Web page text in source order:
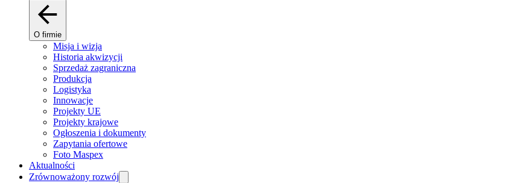
O firmie
Misja i wizja
Historia akwizycji
Sprzedaż zagraniczna
Produkcja
Logistyka
Innowacje
Projekty UE
Projekty krajowe
Ogłoszenia i dokumenty
Zapytania ofertowe
Foto Maspex
Aktualności
Zrównoważony rozwój